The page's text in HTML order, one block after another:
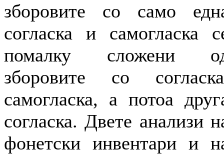
зборовите со само
согласка и самогласка
помалку сложени
зборовите со
самогласка, а потоа
согласка. Двете анализи
фонетски инвентари и